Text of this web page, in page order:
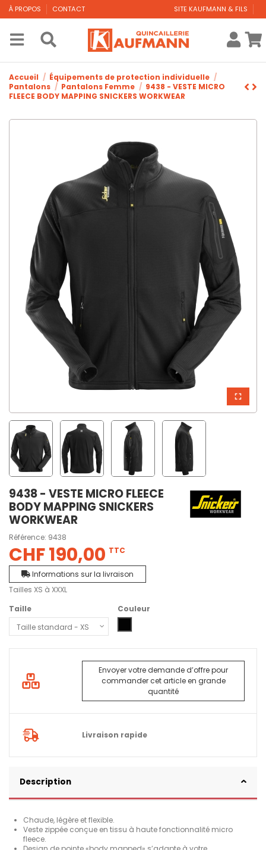
À PROPOS CONTACT SITE KAUFMANN & FILS
Accueil
Équipements de protection individuelle
Pantalons
Pantalons Femme
9438 - VESTE MICRO
FLEECE BODY MAPPING SNICKERS WORKWEAR
9438 - VESTE MICRO FLEECE
BODY MAPPING SNICKERS
WORKWEAR
Référence: 9438
CHF 190,00 TTC
Informations sur la livraison
Tailles XS à XXXL
Taille
Couleur
Envoyer votre demande d’offre pour
commander cet article en grande
quantité
Livraison rapide
Description
Chaude, légère et flexible.
Veste zippée conçue en tissu à haute fonctionnalité micro
fleece.